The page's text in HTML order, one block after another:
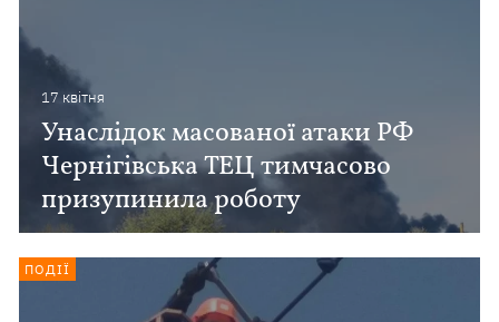
17 квiтня
Унаслідок масованої атаки РФ
Чернігівська ТЕЦ тимчасово
призупинила роботу
ПОДІЇ